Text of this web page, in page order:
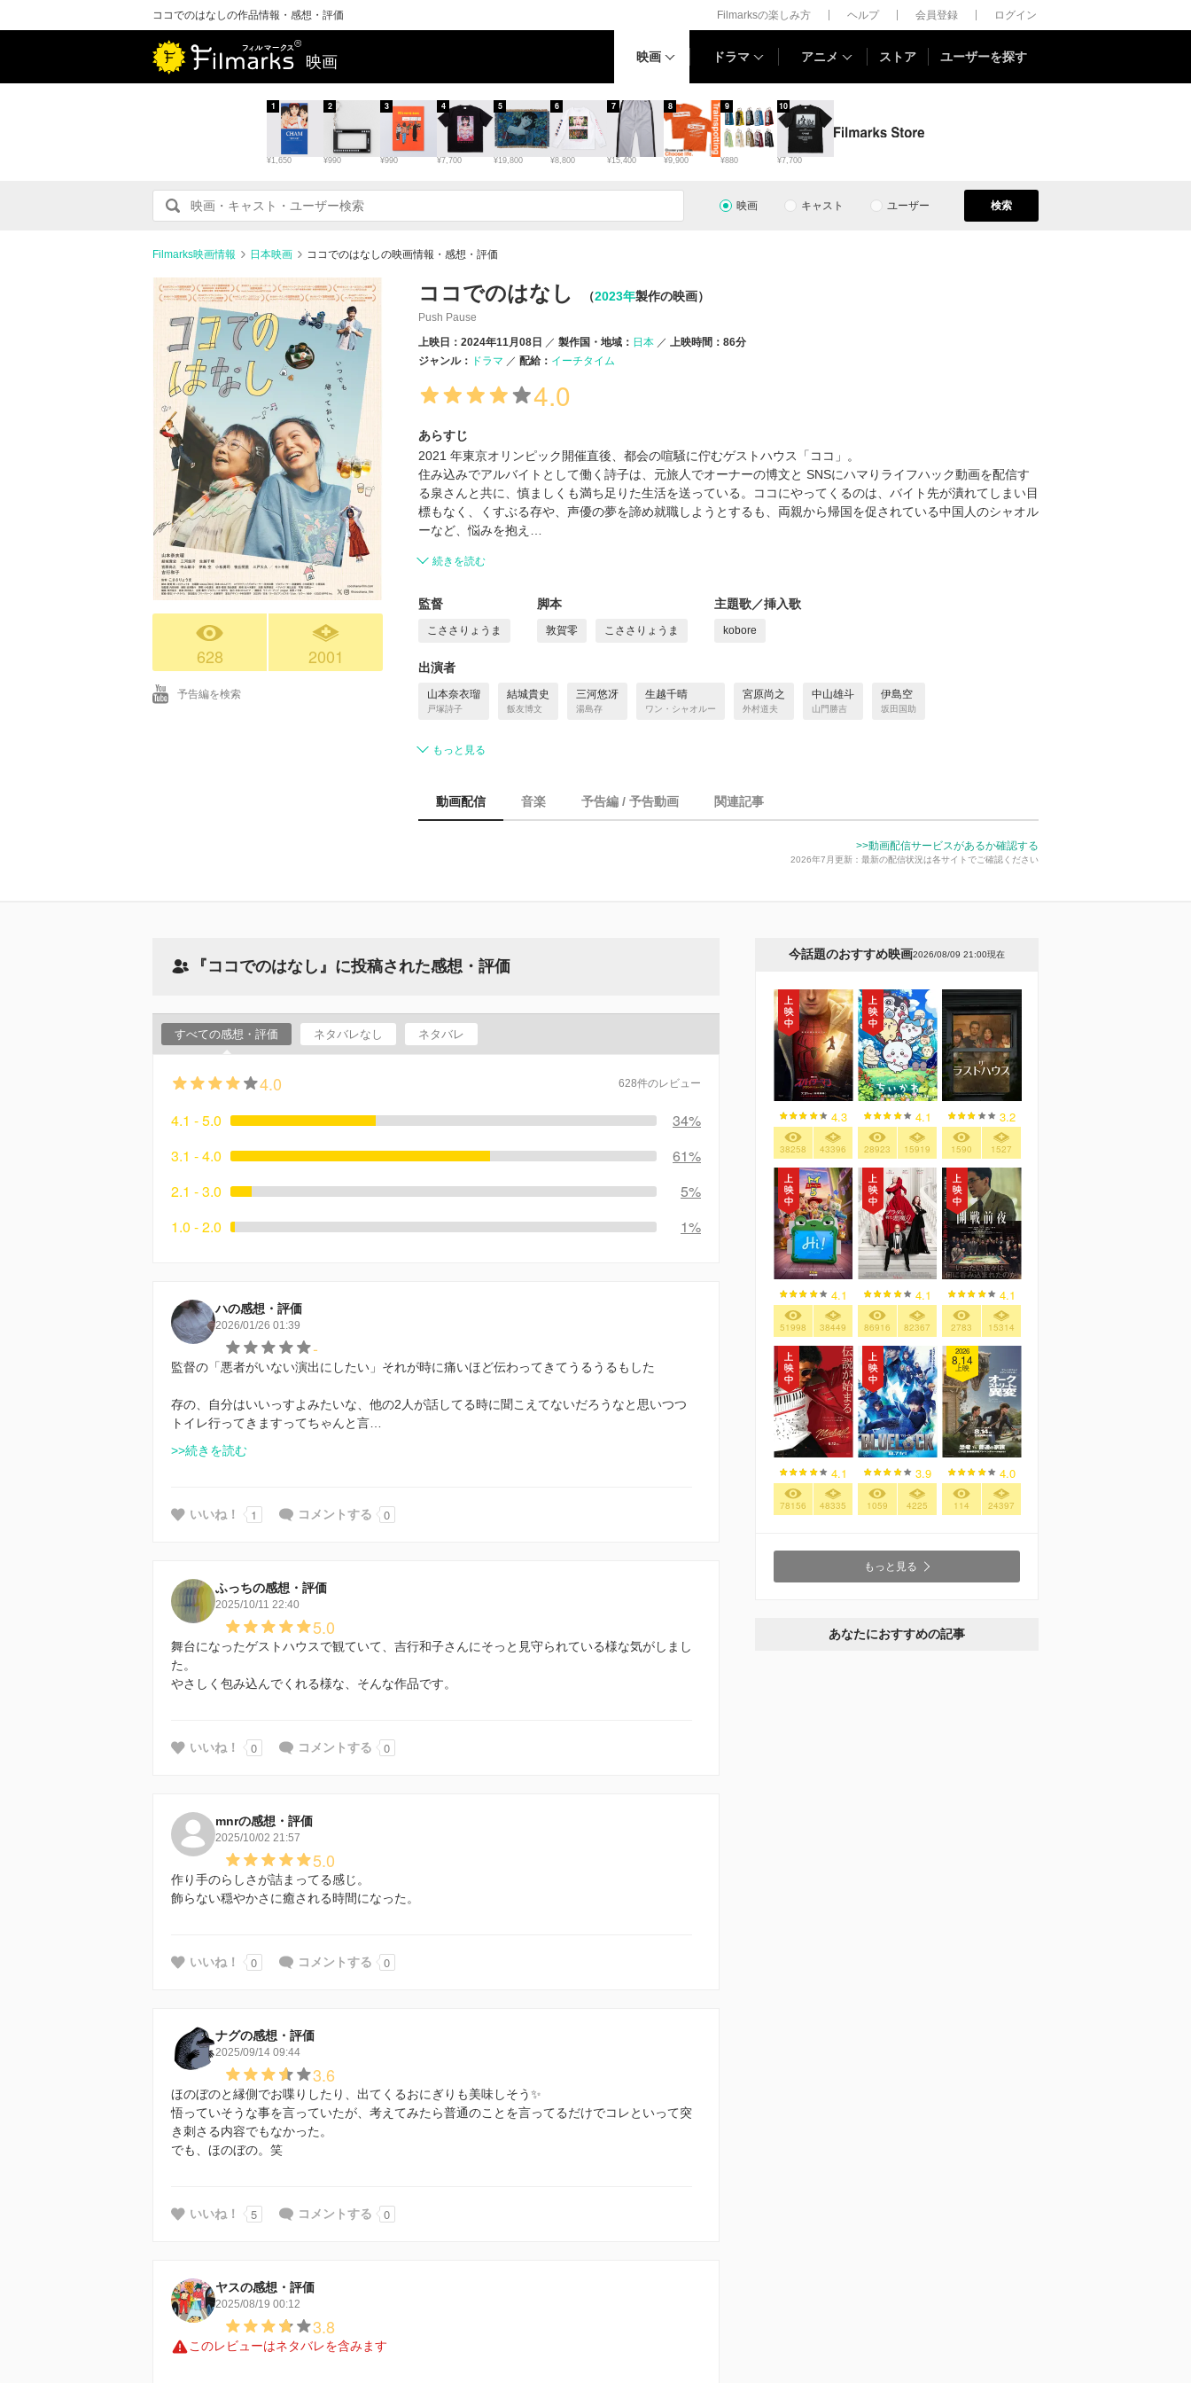
ココでのはなしの作品情報・感想・評価 Filmarksの楽しみ方 ヘルプ 会員登録 ログイン
映画 映画 ドラマ アニメ ストア ユーザーを探す
¥1,650
1
¥990
2
¥990
3
¥7,700
4
¥19,800
5
¥8,800
6
¥15,400
7
¥9,900
8
¥880
9
¥7,700
10
映画 キャスト ユーザー 検索
Filmarks映画情報 日本映画 ココでのはなしの映画情報・感想・評価
628 2001
予告編を検索
ココでのはなし （2023年製作の映画）
Push Pause
上映日：2024年11月08日
製作国・地域： 日本
上映時間：86分
ジャンル： ドラマ 配給： イーチタイム
4.0
あらすじ
2021 年東京オリンピック開催直後、都会の喧騒に佇むゲストハウス「ココ」。
住み込みでアルバイトとして働く詩子は、元旅人でオーナーの博文と SNSにハマりライフハック動画を配信す
る泉さんと共に、慎ましくも満ち足りた生活を送っている。ココにやってくるのは、バイト先が潰れてしまい目
標もなく、くすぶる存や、声優の夢を諦め就職しようとするも、両親から帰国を促されている中国人のシャオル
ーなど、悩みを抱え…
続きを読む
監督
こささりょうま
脚本
敦賀零 こささりょうま
主題歌／挿入歌
kobore
出演者
山本奈衣瑠
戸塚詩子
結城貴史
飯友博文
三河悠冴
湯島存
生越千晴
ワン・シャオルー
宮原尚之
外村道夫
中山雄斗
山門勝吉
伊島空
坂田国助
もっと見る
動画配信 音楽 予告編 / 予告動画 関連記事
>>動画配信サービスがあるか確認する
2026年7月更新：最新の配信状況は各サイトでご確認ください
『ココでのはなし』に投稿された感想・評価
すべての感想・評価 ネタバレなし ネタバレ
4.0 628件のレビュー
4.1 - 5.0
34%
3.1 - 4.0
61%
2.1 - 3.0
5%
1.0 - 2.0
1%
ハの感想・評価
2026/01/26 01:39
-
監督の「悪者がいない演出にしたい」それが時に痛いほど伝わってきてうるうるもした
存の、自分はいいっすよみたいな、他の2人が話してる時に聞こえてないだろうなと思いつつ
トイレ行ってきますってちゃんと言…
>>続きを読む
いいね！ 1 コメントする 0
ふっちの感想・評価
2025/10/11 22:40
5.0
舞台になったゲストハウスで観ていて、吉行和子さんにそっと見守られている様な気がしまし
た。
やさしく包み込んでくれる様な、そんな作品です。
いいね！ 0 コメントする 0
mnrの感想・評価
2025/10/02 21:57
5.0
作り手のらしさが詰まってる感じ。
飾らない穏やかさに癒される時間になった。
いいね！ 0 コメントする 0
ナグの感想・評価
2025/09/14 09:44
3.6
ほのぼのと縁側でお喋りしたり、出てくるおにぎりも美味しそう✨
悟っていそうな事を言っていたが、考えてみたら普通のことを言ってるだけでコレといって突
き刺さる内容でもなかった。
でも、ほのぼの。笑
いいね！ 5 コメントする 0
ヤスの感想・評価
2025/08/19 00:12
3.8
このレビューはネタバレを含みます
今話題のおすすめ映画2026/08/09 21:00現在
4.3
38258 43396
4.1
28923 15919
3.2
1590 1527
4.1
51998 38449
4.1
86916 82367
4.1
2783 15314
4.1
78156 48335
3.9
1059 4225
2026
8.14
上映
4.0
114 24397
もっと見る
あなたにおすすめの記事